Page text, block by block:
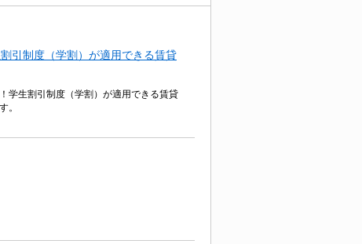
引制度（学割）が適用できる賃貸
学生割引制度（学割）が適用できる賃貸
。